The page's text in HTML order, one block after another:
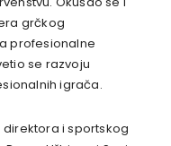
grčkog
profesionalne
se razvoju
igrača.
i sportskog